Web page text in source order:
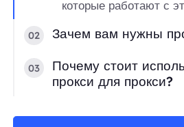
которые работают с
02 Зачем вам нужны
03
Почему стоит
прокси для прокси?